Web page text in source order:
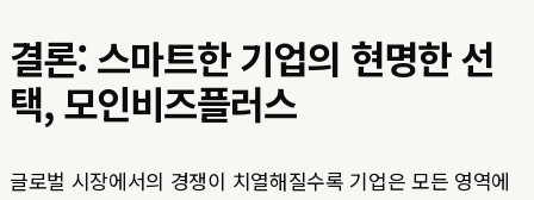
결론: 스마트한 기업의 현명한 선
택, 모인비즈플러스
글로벌 시장에서의 경쟁이 치열해질수록 기업은 모든 영역에